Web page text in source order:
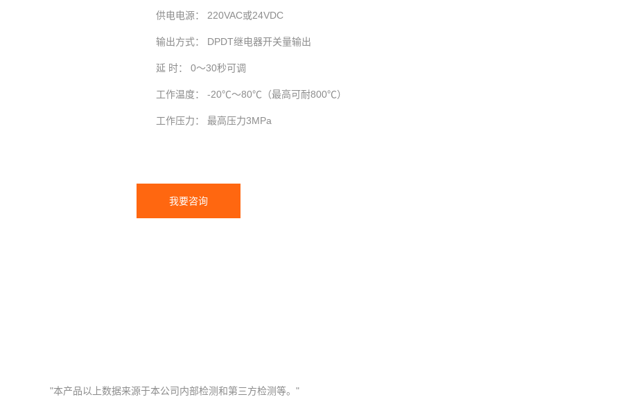
供电电源： 220VAC或24VDC
输出方式： DPDT继电器开关量输出
延 时： 0～30秒可调
工作温度： -20℃～80℃（最高可耐800℃）
工作压力： 最高压力3MPa
我要咨询
"本产品以上数据来源于本公司内部检测和第三方检测等。"